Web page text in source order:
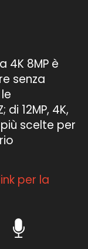
4K 8MP è
senza
12MP, 4K,
più scelte per
per la